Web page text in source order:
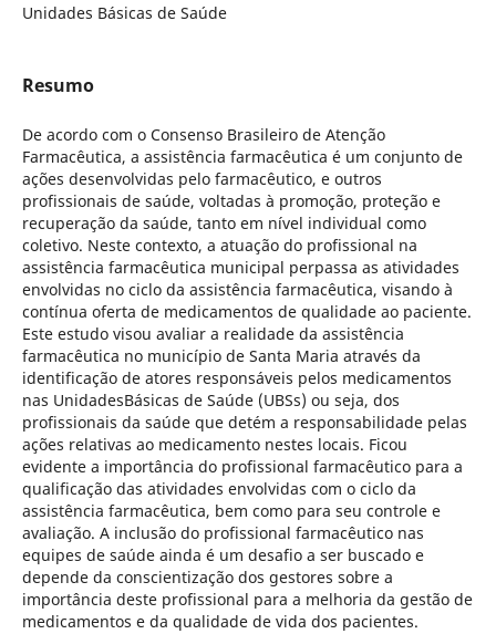
Unidades Básicas de Saúde
Resumo
De acordo com o Consenso Brasileiro de Atenção
Farmacêutica, a assistência farmacêutica é um conjunto de
ações desenvolvidas pelo farmacêutico, e outros
profissionais de saúde, voltadas à promoção, proteção e
recuperação da saúde, tanto em nível individual como
coletivo. Neste contexto, a atuação do profissional na
assistência farmacêutica municipal perpassa as atividades
envolvidas no ciclo da assistência farmacêutica, visando à
contínua oferta de medicamentos de qualidade ao paciente.
Este estudo visou avaliar a realidade da assistência
farmacêutica no município de Santa Maria através da
identificação de atores responsáveis pelos medicamentos
nas UnidadesBásicas de Saúde (UBSs) ou seja, dos
profissionais da saúde que detém a responsabilidade pelas
ações relativas ao medicamento nestes locais. Ficou
evidente a importância do profissional farmacêutico para a
qualificação das atividades envolvidas com o ciclo da
assistência farmacêutica, bem como para seu controle e
avaliação. A inclusão do profissional farmacêutico nas
equipes de saúde ainda é um desafio a ser buscado e
depende da conscientização dos gestores sobre a
importância deste profissional para a melhoria da gestão de
medicamentos e da qualidade de vida dos pacientes.